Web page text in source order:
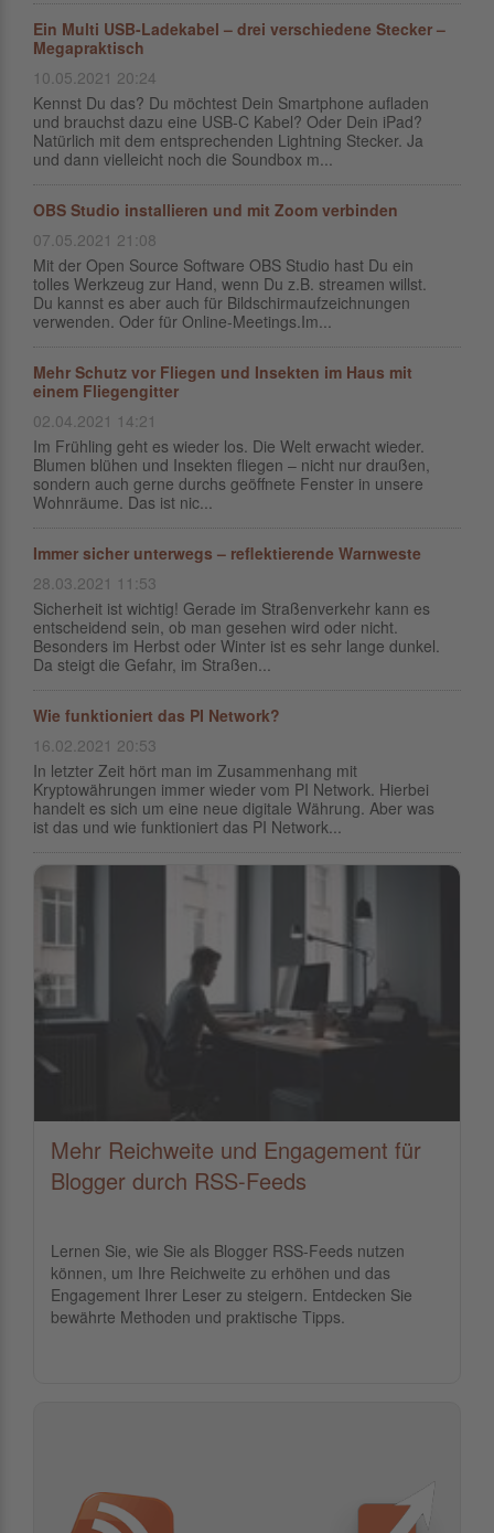
Ein Multi USB-Ladekabel – drei verschiedene Stecker –
Megapraktisch
10.05.2021 20:24
Kennst Du das? Du möchtest Dein Smartphone aufladen
und brauchst dazu eine USB-C Kabel? Oder Dein iPad?
Natürlich mit dem entsprechenden Lightning Stecker. Ja
und dann vielleicht noch die Soundbox m...
OBS Studio installieren und mit Zoom verbinden
07.05.2021 21:08
Mit der Open Source Software OBS Studio hast Du ein
tolles Werkzeug zur Hand, wenn Du z.B. streamen willst.
Du kannst es aber auch für Bildschirmaufzeichnungen
verwenden. Oder für Online-Meetings.Im...
Mehr Schutz vor Fliegen und Insekten im Haus mit
einem Fliegengitter
02.04.2021 14:21
Im Frühling geht es wieder los. Die Welt erwacht wieder.
Blumen blühen und Insekten fliegen – nicht nur draußen,
sondern auch gerne durchs geöffnete Fenster in unsere
Wohnräume. Das ist nic...
Immer sicher unterwegs – reflektierende Warnweste
28.03.2021 11:53
Sicherheit ist wichtig! Gerade im Straßenverkehr kann es
entscheidend sein, ob man gesehen wird oder nicht.
Besonders im Herbst oder Winter ist es sehr lange dunkel.
Da steigt die Gefahr, im Straßen...
Wie funktioniert das PI Network?
16.02.2021 20:53
In letzter Zeit hört man im Zusammenhang mit
Kryptowährungen immer wieder vom PI Network. Hierbei
handelt es sich um eine neue digitale Währung. Aber was
ist das und wie funktioniert das PI Network...
Mehr Reichweite und Engagement für
Blogger durch RSS-Feeds
Lernen Sie, wie Sie als Blogger RSS-Feeds nutzen
können, um Ihre Reichweite zu erhöhen und das
Engagement Ihrer Leser zu steigern. Entdecken Sie
bewährte Methoden und praktische Tipps.